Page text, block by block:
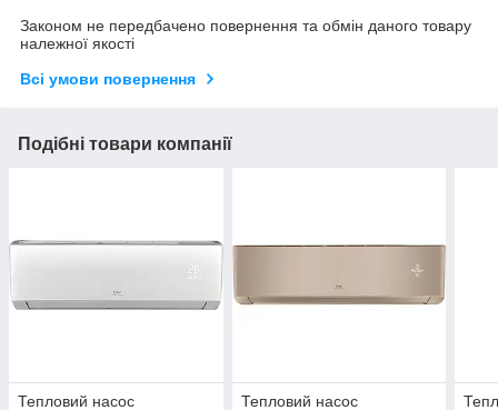
Законом не передбачено повернення та обмін даного товару
належної якості
Всі умови повернення
Подібні товари компанії
Тепловий насос
Тепловий насос